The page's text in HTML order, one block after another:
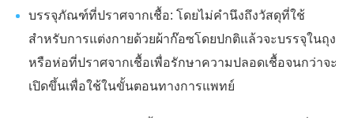
บรรจุภัณฑ์ที่ปราศจากเชื้อ: โดยไม่คำนึงถึงวัสดุที่ใช้
สำหรับการแต่งกายด้วยผ้าก๊อซโดยปกติแล้วจะบรรจุในถุง
หรือห่อที่ปราศจากเชื้อเพื่อรักษาความปลอดเชื้อจนกว่าจะ
เปิดขึ้นเพื่อใช้ในขั้นตอนทางการแพทย์